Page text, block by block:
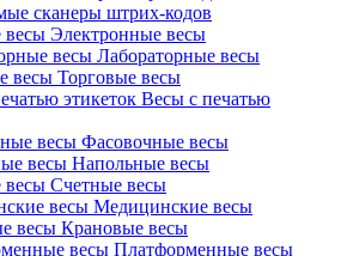
сканеры штрих-кодов
Электронные весы
Лабораторные весы
Торговые весы
Весы с печатью
Фасовочные весы
Напольные весы
Счетные весы
Медицинские весы
Крановые весы
Платформенные весы